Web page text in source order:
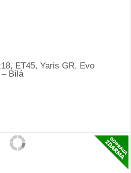
ET45, Yaris GR, Evo
– Bílá